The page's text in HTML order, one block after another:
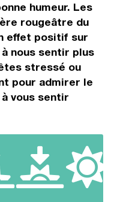
humeur. Les
rougeâtre du
effet positif sur
nous sentir plus
stressé ou
pour admirer le
vous sentir